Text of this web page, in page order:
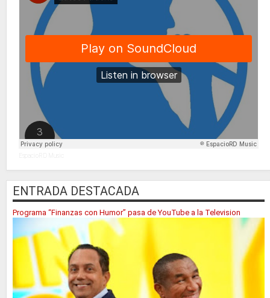
ENTRADA DESTACADA
Programa “Finanzas con Humor” pasa de YouTube a la Television